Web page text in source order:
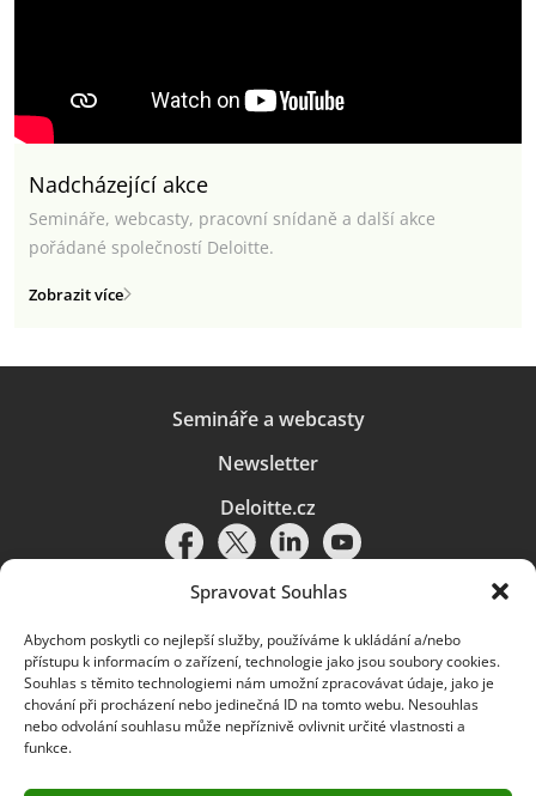
Spravovat Souhlas
Abychom poskytli co nejlepší služby, používáme k ukládání a/nebo
přístupu k informacím o zařízení, technologie jako jsou soubory cookies.
Souhlas s těmito technologiemi nám umožní zpracovávat údaje, jako je
chování při procházení nebo jedinečná ID na tomto webu. Nesouhlas
nebo odvolání souhlasu může nepříznivě ovlivnit určité vlastnosti a
funkce.
Nadcházející akce
Semináře, webcasty, pracovní snídaně a další akce
pořádané společností Deloitte.
Zobrazit více
Semináře a webcasty
Newsletter
Deloitte.cz
Pravidla používání|Ochrana osobních údajů|Soubory cookies |
Deloitte.cz
© 2026. Více informací najdete vPravidlech používání.
Deloitte označuje jednu či více společností globální sítě členských
a přidružené subjekty (souhrnně „organizace Deloitte“). Společnost DTTL